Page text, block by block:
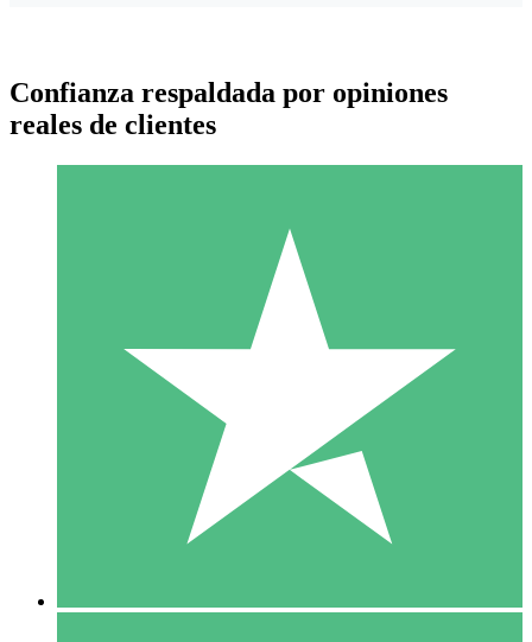
Paquetes de Créditos Individuales
Paga según el uso con créditos de descarga. Sin compromiso
10 00
Confianza respaldada por opiniones
reales de clientes